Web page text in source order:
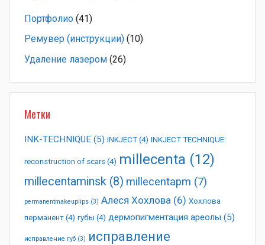
Портфолио (41)
Ремувер (инструкции) (10)
Удаление лазером (26)
Метки
INK-TECHNIQUE (5) INKJECT (4) INKJECT TECHNIQUE:
reconstruction of scars (4) millecenta (12)
millecentaminsk (8) millecentapm (7)
permanentmakeuplips (3) Алеся Хохлова (6) Хохлова
перманент (4) губы (4) дермопигментация ареолы (5)
исправление губ (3) исправление